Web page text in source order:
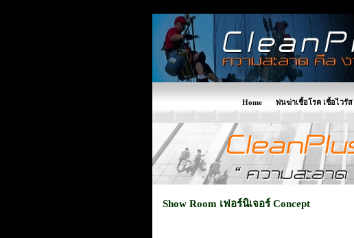
Home พ่นฆ่าเชื้อโรค เชื้อไวรัส
Show Room เฟอร์นิเจอร์ Concept